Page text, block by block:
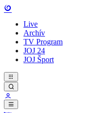
Live
Archív
TV Program
JOJ 24
JOJ Šport